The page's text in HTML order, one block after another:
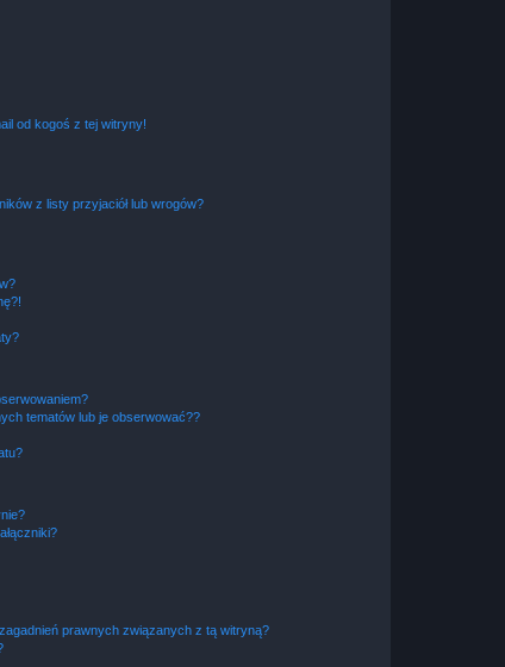
od kogoś z tej witryny!
z listy przyjaciół lub wrogów?
tematów lub je obserwować??
prawnych związanych z tą witryną?